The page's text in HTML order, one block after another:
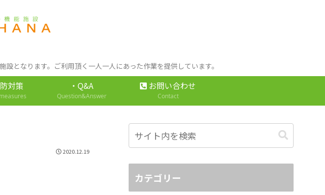
となります。ご利用頂く一人一人にあった作業を提供しています。
対策 ・Q&A
Question&Answer
お問い合わせ
Contact
2020.12.19
カテゴリー